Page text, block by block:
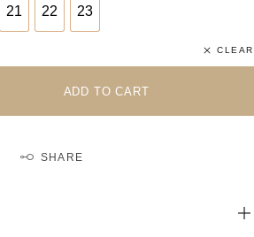
21
21
22
22
23
23
CLEAR
ADD TO CART
SHARE